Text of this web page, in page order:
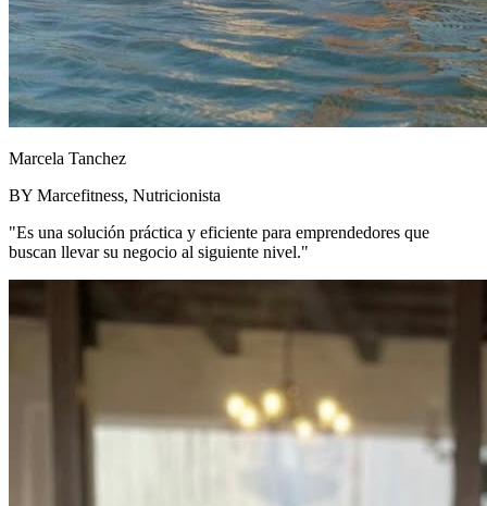
Marcela Tanchez
BY Marcefitness, Nutricionista
"Es una solución práctica y eficiente para emprendedores que
buscan llevar su negocio al siguiente nivel."